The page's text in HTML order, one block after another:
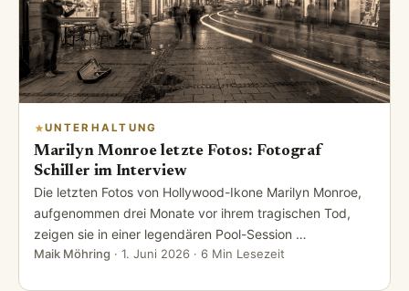
UNTERHALTUNG
Marilyn Monroe letzte Fotos: Fotograf
Schiller im Interview
Die letzten Fotos von Hollywood-Ikone Marilyn Monroe,
aufgenommen drei Monate vor ihrem tragischen Tod,
zeigen sie in einer legendären Pool-Session …
Maik Möhring · 1. Juni 2026 · 6 Min Lesezeit